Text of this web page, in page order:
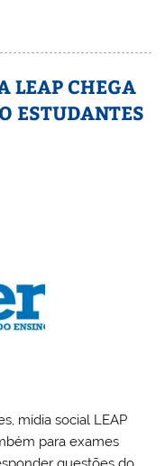
LEAP CHEGA
ESTUDANTES
mídia social LEAP
para exames